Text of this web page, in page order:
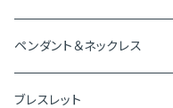
神聖幾何学オルゴナイト
ペンダント＆ネックレス
ペンダントトップ
ブレスレット